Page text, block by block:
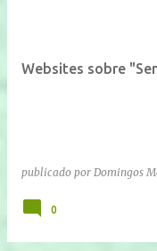
Websites sobre
publicado por Domingos
0